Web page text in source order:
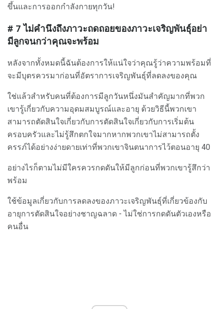
ขึ้นและการออกกำลังกายทุกวัน!
# 7 ไม่คำนึงถึงภาวะถดถอยของภาวะเจริญพันธุ์อย่า
มีลูกจนกว่าคุณจะพร้อม
หลังจากทั้งหมดนี้ฉันต้องการให้แน่ใจว่าคุณรู้ว่าความพร้อมที่
จะมีบุตรควรมาก่อนที่อัตราการเจริญพันธุ์ที่ลดลงของคุณ
ใช่แล้วสำหรับคนที่ต้องการมีลูกวันหนึ่งมันสำคัญมากที่พวก
เขารู้เกี่ยวกับความอุดมสมบูรณ์และอายุ ด้วยวิธีนี้พวกเขา
สามารถตัดสินใจเกี่ยวกับการตัดสินใจเกี่ยวกับการเริ่มต้น
ครอบครัวและไม่รู้สึกตกใจมากหากพวกเขาไม่สามารถตั้ง
ครรภ์ได้อย่างง่ายดายเท่าที่พวกเขาจินตนาการไว้ตอนอายุ 40
อย่างไรก็ตามไม่มีใครควรกดดันให้มีลูกก่อนที่พวกเขารู้สึกว่า
พร้อม
ใช้ข้อมูลเกี่ยวกับการลดลงของภาวะเจริญพันธุ์ที่เกี่ยวข้องกับ
อายุการตัดสินใจอย่างชาญฉลาด - ไม่ใช่การกดดันตัวเองหรือ
คนอื่น